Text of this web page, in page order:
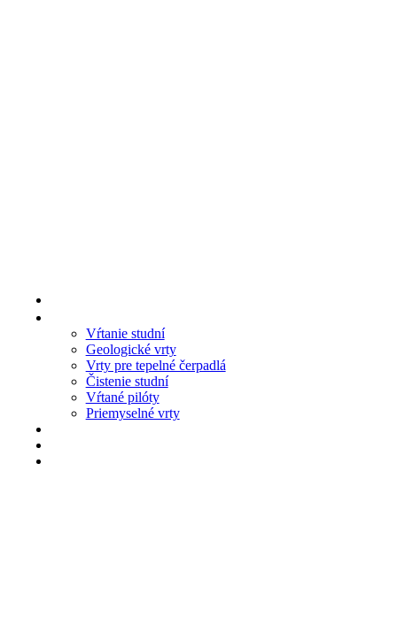
Vŕtanie studní
Geologické vrty
Vrty pre tepelné čerpadlá
Čistenie studní
Vŕtané pilóty
Priemyselné vrty